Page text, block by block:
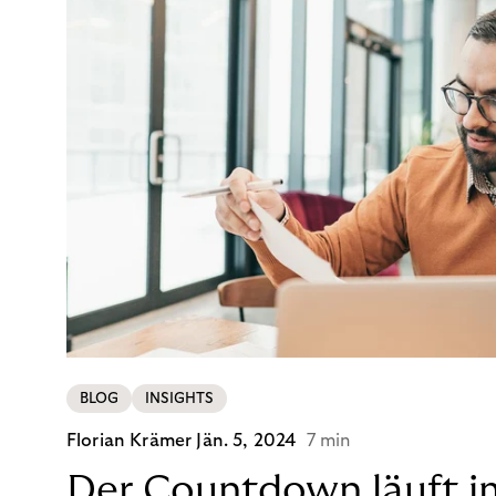
BLOG INSIGHTS
Florian Krämer Jän. 5, 2024 7 min